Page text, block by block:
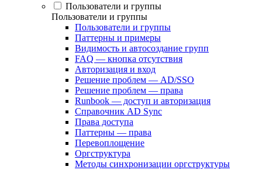
Пользователи и группы
Пользователи и группы
Пользователи и группы
Паттерны и примеры
Видимость и автосоздание групп
FAQ — кнопка отсутствия
Авторизация и вход
Решение проблем — AD/SSO
Решение проблем — права
Runbook — доступ и авторизация
Справочник AD Sync
Права доступа
Паттерны — права
Перевоплощение
Оргструктура
Методы синхронизации оргструктуры